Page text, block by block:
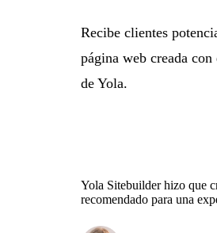
Recibe clientes
página web creada
de Yola.
Yola Sitebuilder hizo que
recomendado para una